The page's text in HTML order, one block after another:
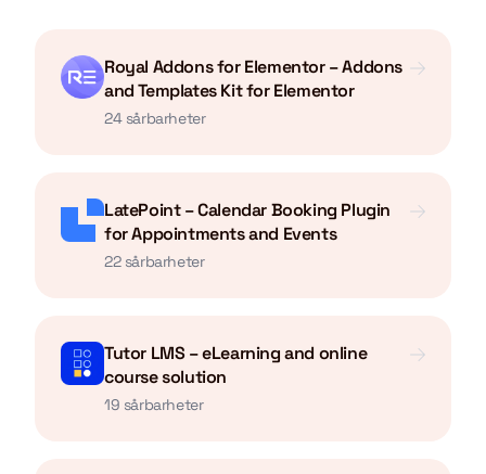
Royal Addons for Elementor – Addons
and Templates Kit for Elementor
24 sårbarheter
LatePoint – Calendar Booking Plugin
for Appointments and Events
22 sårbarheter
Tutor LMS – eLearning and online
course solution
19 sårbarheter